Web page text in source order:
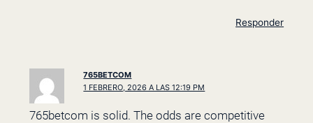
Responder
765BETCOM
1 FEBRERO, 2026 A LAS 12:19 PM
765betcom is solid. The odds are competitive